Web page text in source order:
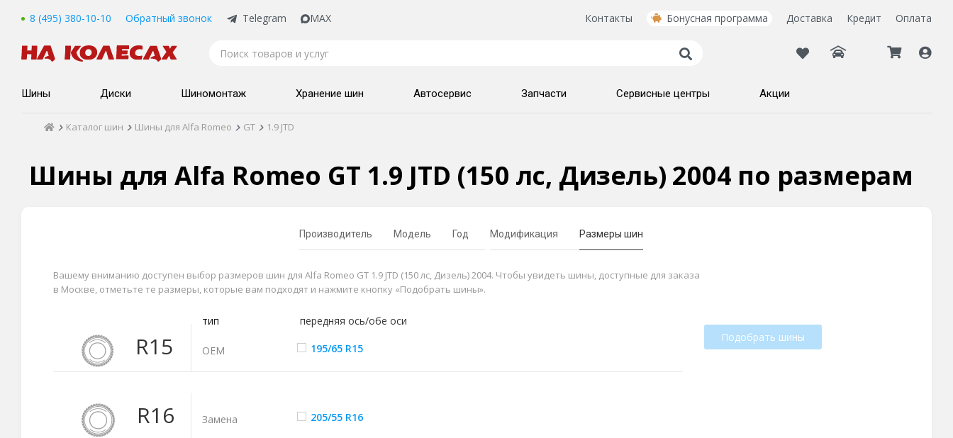
8 (495) 380-10-10 Обратный звонок Telegram MAX Контакты Бонусная программа Доставка Кредит Оплата
Шины Диски Шиномонтаж Хранение шин Автосервис Запчасти Сервисные центры Акции
Каталог шин Шины для Alfa Romeo GT 1.9 JTD
Шины для Alfa Romeo GT 1.9 JTD (150 лс, Дизель) 2004 по размерам
Производитель Модель Год Модификация Размеры шин
Вашему вниманию доступен выбор размеров шин для Alfa Romeo GT 1.9 JTD (150 лс, Дизель) 2004. Чтобы увидеть шины, доступные для заказа
в Москве, отметьте те размеры, которые вам подходят и нажмите кнопку «Подобрать шины».
R15
тип передняя ось/обе оси
ОЕМ 195/65 R15
R16 Замена 205/55 R16
Подобрать шины